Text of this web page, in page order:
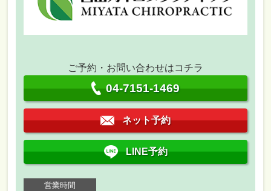
ご予約・お問い合わせはコチラ
04-7151-1469
ネット予約
LINE予約
営業時間